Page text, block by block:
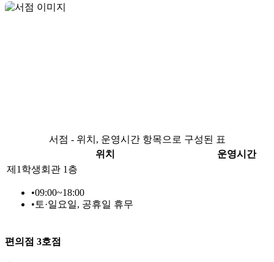
서점 - 위치, 운영시간 항목으로 구성된 표
위치
운영시간
제1학생회관 1층
•09:00~18:00
• 토·일요일, 공휴일 휴무
편의점 3호점